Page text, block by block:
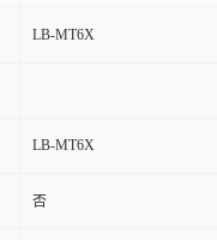
LB-MT6X
LB-MT6X
否